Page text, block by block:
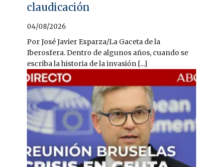
claudicación
04/08/2026
Por José Javier Esparza/La Gaceta de la
Iberosfera. Dentro de algunos años, cuando se
escriba la historia de la invasión [...]